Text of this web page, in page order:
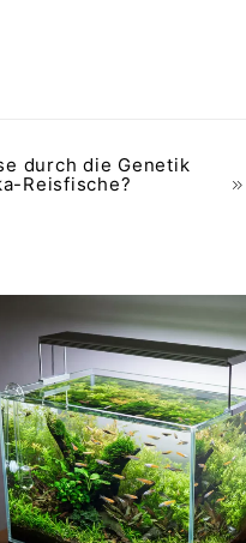
durch die Genetik
Reisfische?